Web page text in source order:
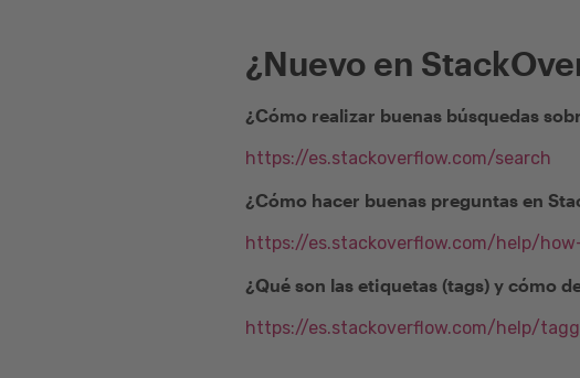
¿Nuevo en
¿Cómo realizar buenas búsquedas
https://es.stackoverflow.com/search
¿Cómo hacer buenas preguntas en
https://es.stackoverflow.com/help/
¿Qué son las etiquetas (tags) y cómo
https://es.stackoverflow.com/help/